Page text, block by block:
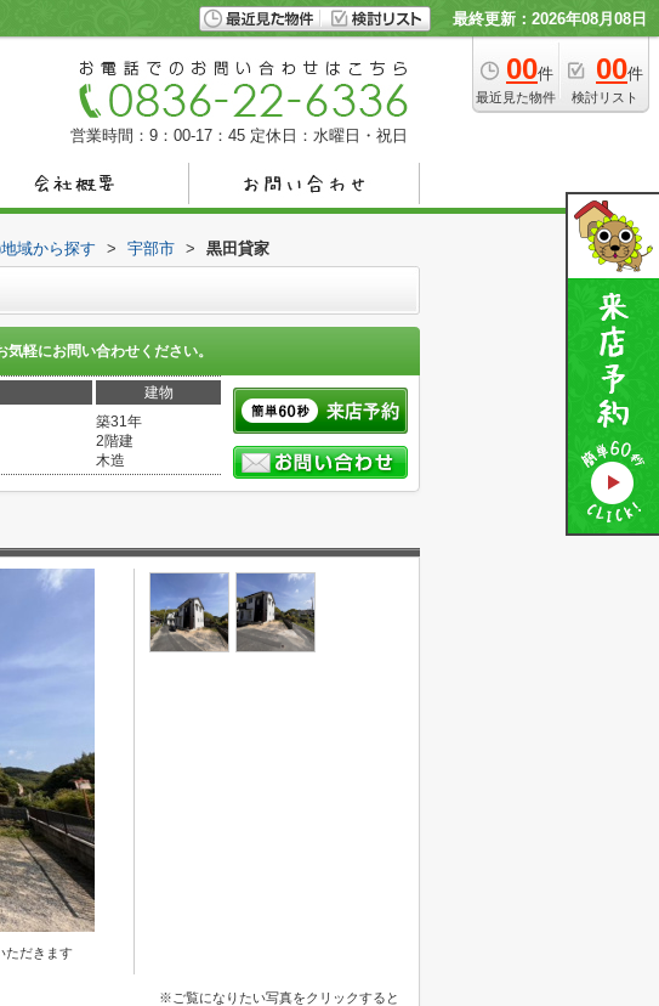
最終更新：2026年08月08日
00件
最近見た物件
00件
検討リスト
営業時間：9：00-17：45 定休日：水曜日・祝日
域から探す > 宇部市 > 黒田貸家
気軽にお問い合わせください。
建物
築31年
2階建
木造
ただきます
※ご覧になりたい写真をクリックすると